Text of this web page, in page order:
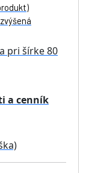
pri šírke 80
a cenník